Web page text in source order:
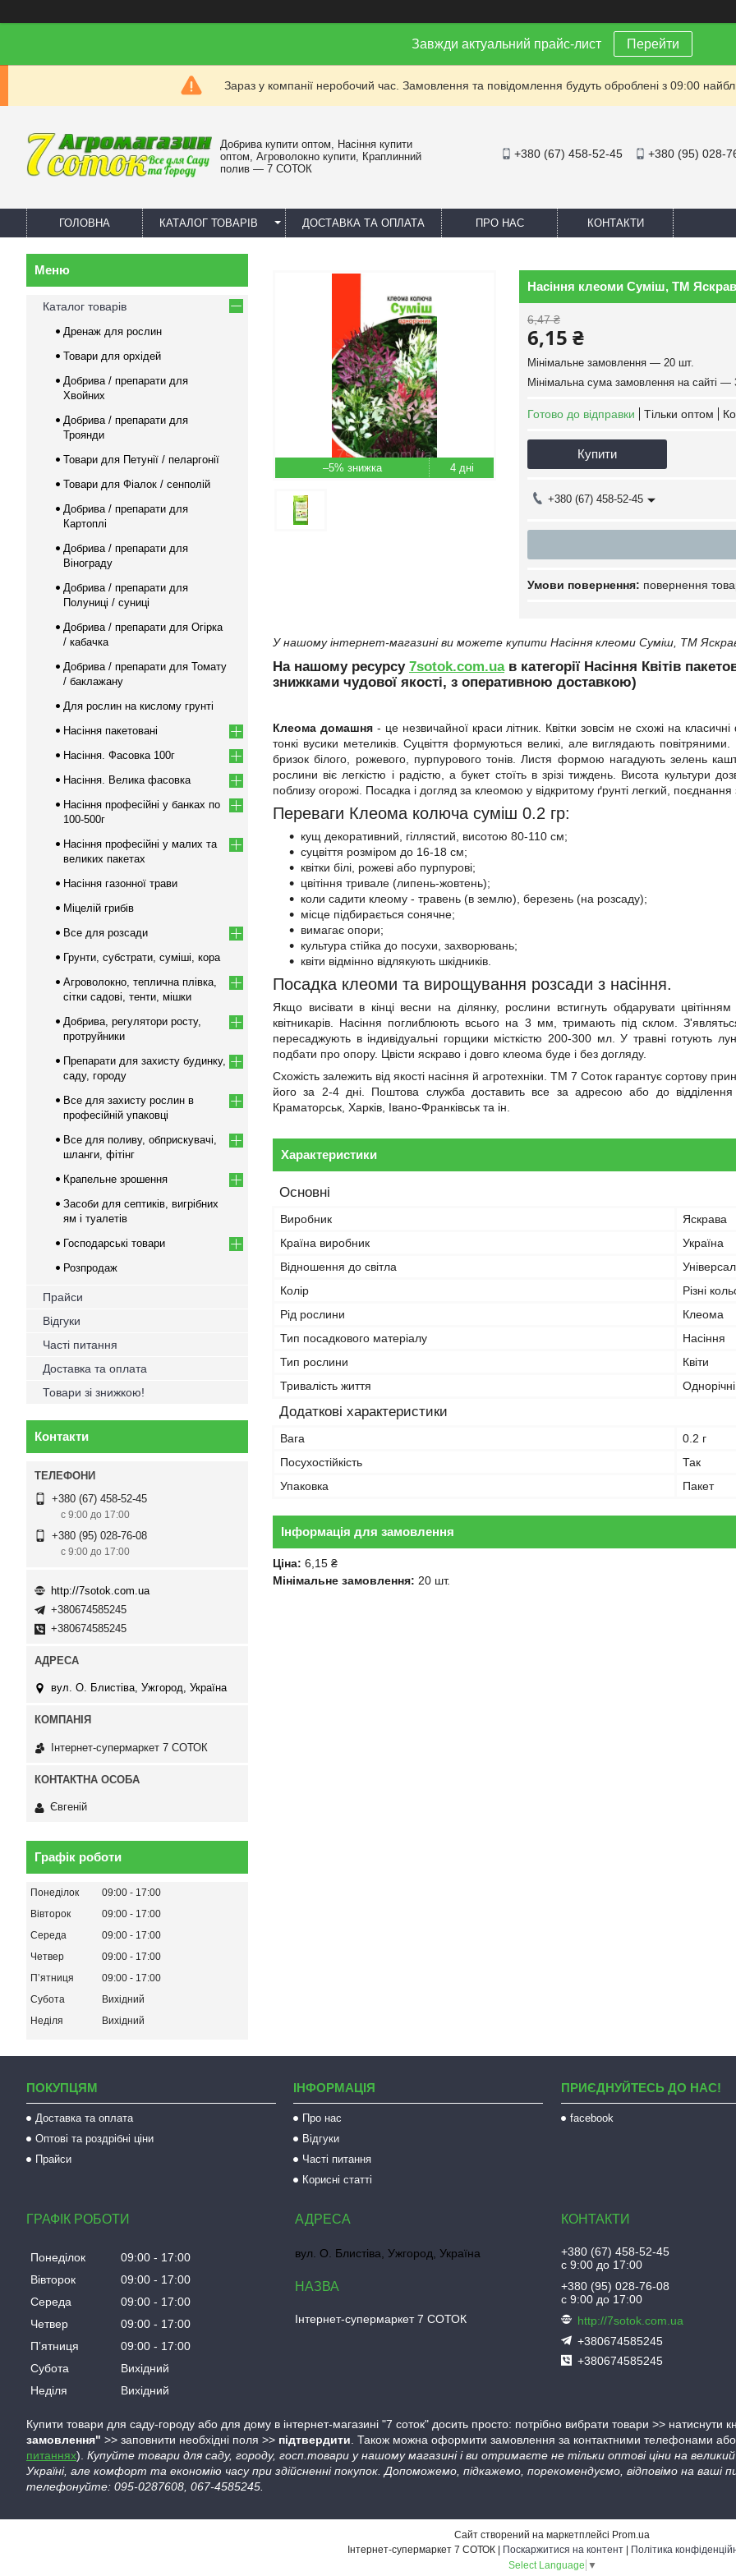
Завжди актуальний прайс-лист Перейти
Зараз у компанії неробочий час. Замовлення та повідомлення будуть оброблені з 09:00
Добрива купити оптом, Насіння купити
оптом, Агроволокно купити, Краплинний
полив — 7 СОТОК
+380 (67) 458-52-45 +380 (95) 028-
ГОЛОВНА КАТАЛОГ ТОВАРІВ ДОСТАВКА ТА ОПЛАТА ПРО НАС КОНТАКТИ
–5% 4 дні
Насіння клеоми Сумiш, ТМ
6,47 ₴
6,15 ₴
Мінімальне замовлення — 20 шт.
Мінімальна сума замовлення на сайті —
Готово до відправки Тільки оптом
Купити
+380 (67) 458-52-45
повернення
У нашому інтернет-магазині ви можете купити Насіння клеоми Сумiш, ТМ
На нашому ресурсу 7sotok.com.uaв категорії Насіння Квітів
знижками чудової якості, з оперативною доставкою)
Клеома домашня- це незвичайної краси літник. Квітки зовсім не схожі на
тонкі вусики метеликів. Суцвіття формуються великі, але виглядають
бризок білого, рожевого, пурпурового тонів. Листя формою нагадують зелень
рослини віє легкістю і радістю, а букет стоїть в зрізі тиждень. Висота культури
поблизу огорожі. Посадка і догляд за клеомою у відкритому ґрунті легкий, поєднання
Переваги Клеома колюча суміш 0.2 гр:
кущ декоративний, гіллястий, висотою 80-110 см;
суцвіття розміром до 16-18 см;
квітки білі, рожеві або пурпурові;
цвітіння тривале (липень-жовтень);
коли садити клеому - травень (в землю), березень (на розсаду);
місце підбирається сонячне;
вимагає опори;
культура стійка до посухи, захворювань;
квіти відмінно відлякують шкідників.
Посадка клеоми та вирощування розсади з насіння.
Якщо висівати в кінці весни на ділянку, рослини встигнуть обдарувати
квітникарів. Насіння поглиблюють всього на 3 мм, тримають під склом.
пересаджують в індивідуальні горщики місткістю 200-300 мл. У травні готують
подбати про опору. Цвісти яскраво і довго клеома буде і без догляду.
Схожість залежить від якості насіння й агротехніки. ТМ 7 Соток гарантує сортову
його за 2-4 дні. Поштова служба доставить все за адресою або до відділення
Краматорськ, Харків, Івано-Франківськ та ін.
Характеристики
Основні
Виробник
Яскрава
Країна виробник
Україна
Відношення до світла
Колір
Різні
Рід рослини
Клеома
Тип посадкового матеріалу
Насіння
Тип рослини
Квіти
Тривалість життя
Однорічні
Додаткові характеристики
Вага
0.2 г
Посухостійкість
Так
Упаковка
Пакет
Інформація для замовлення
Ціна: 6,15 ₴
Мінімальне замовлення: 20 шт.
Каталог товарів
Дренаж для рослин
Товари для орхідей
Добрива / препарати для
Хвойних
Добрива / препарати для
Троянди
Товари для Петунії / пеларгонії
Товари для Фіалок / сенполій
Добрива / препарати для
Картоплі
Добрива / препарати для
Вінограду
Добрива / препарати для
Полуниці / суниці
Добрива / препарати для Огірка
/ кабачка
Добрива / препарати для Томату
/ баклажану
Для рослин на кислому грунті
Насіння пакетовані
Насіння. Фасовка 100г
Насіння. Велика фасовка
Насіння професійні у банках по
100-500г
Насіння професійні у малих та
великих пакетах
Насіння газонної трави
Міцелій грибів
Все для розсади
Грунти, субстрати, суміші, кора
Агроволокно, теплична плівка,
сітки садові, тенти, мішки
Добрива, регулятори росту,
протруйники
Препарати для захисту будинку,
саду, городу
Все для захисту рослин в
професійній упаковці
Все для поливу, обприскувачі,
шланги, фітінг
Крапельне зрошення
Засоби для септиків, вигрібних
ям і туалетів
Господарські товари
Розпродаж
Прайси
Відгуки
Часті питання
Доставка та оплата
Товари зі знижкою!
Контакти
+380 (67) 458-52-45
с 9:00 до 17:00
+380 (95) 028-76-08
с 9:00 до 17:00
http://7sotok.com.ua
+380674585245
+380674585245
вул. О. Блистіва, Ужгород, Україна
Інтернет-супермаркет 7 СОТОК
Євгеній
Графік роботи
Понеділок 09:00
17:00
Вівторок
09:00
17:00
Середа
09:00
17:00
Четвер
09:00
17:00
Пʼятниця
09:00
17:00
Субота
Вихідний
Неділя
Вихідний
ПОКУПЦЯМ
Доставка та оплата
Оптові та роздрібні ціни
Прайси
ІНФОРМАЦІЯ
Про нас
Відгуки
Часті питання
Корисні статті
ПРИЄДНУЙТЕСЬ ДО НАС!
facebook
ГРАФІК РОБОТИ
Понеділок 09:00
17:00
Вівторок
09:00
17:00
Середа
09:00
17:00
Четвер
09:00
17:00
Пʼятниця
09:00
17:00
Субота
Вихідний
Неділя
Вихідний
вул. О. Блистіва, Ужгород, Україна
Інтернет-супермаркет 7 СОТОК
+380 (67) 458-52-45
с 9:00 до 17:00
+380 (95) 028-76-08
с 9:00 до 17:00
http://7sotok.com.ua
+380674585245
+380674585245
Купити товари для саду-городу або для дому в інтернет-магазині "7 соток" досить просто: потрібно вибрати товари >> натиснути
замовлення" >> заповнити необхідні поля >> підтвердити. Також можна оформити замовлення за контактними телефонами або
питаннях). Купуйте товари для саду, городу, госп.товари у нашому магазині і ви отримаєте не тільки оптові ціни на
Україні, але комфорт та економію часу при здійсненні покупок. Допоможемо, підкажемо, порекомендуємо, відповімо на ваші
телефонуйте: 095-0287608, 067-4585245.
Сайт створений на маркетплейсі Prom.ua
Поскаржитися на контент
Політика
Select Language ▼